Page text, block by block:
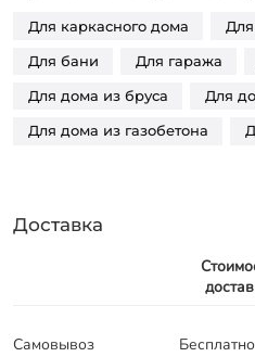
Для каркасного дома
Для бани Для гаража
Для дома из бруса Для
Для дома из газобетона
Доставка
Самовывоз Бесплатно